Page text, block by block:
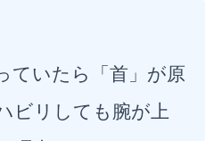
ていたら「首」が原
ビリしても腕が上